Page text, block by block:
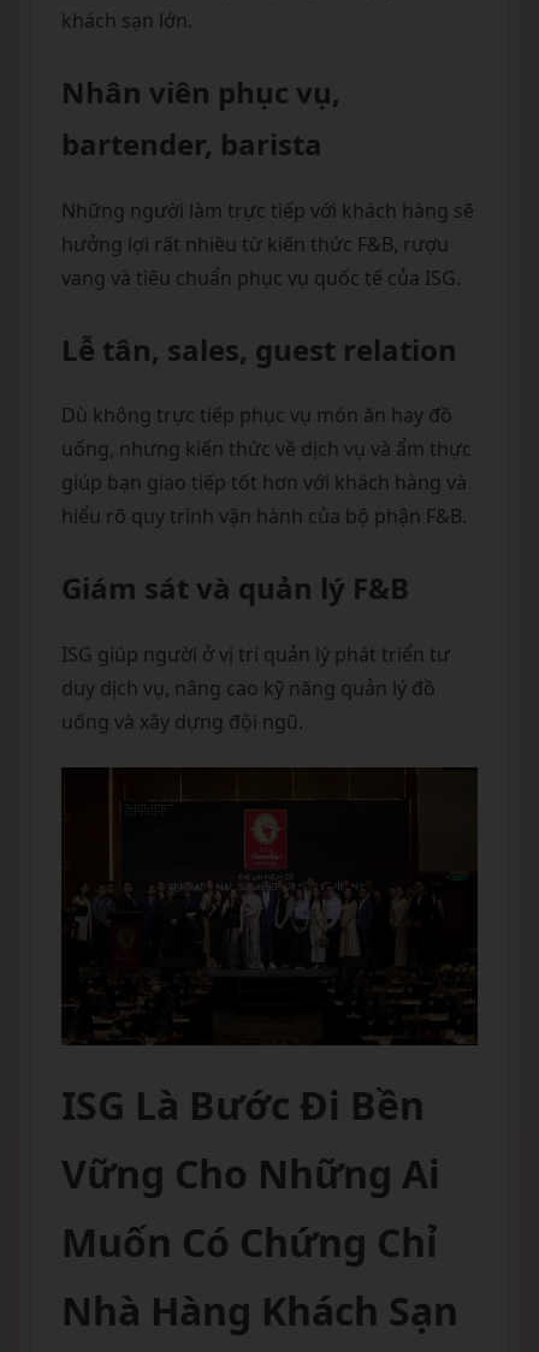
khách sạn lớn.
Nhân viên phục vụ,
bartender, barista
Những người làm trực tiếp với khách hàng sẽ
hưởng lợi rất nhiều từ kiến thức F&B, rượu
vang và tiêu chuẩn phục vụ quốc tế của ISG.
Lễ tân, sales, guest relation
Dù không trực tiếp phục vụ món ăn hay đồ
uống, nhưng kiến thức về dịch vụ và ẩm thực
giúp bạn giao tiếp tốt hơn với khách hàng và
hiểu rõ quy trình vận hành của bộ phận F&B.
Giám sát và quản lý F&B
ISG giúp người ở vị trí quản lý phát triển tư
duy dịch vụ, nâng cao kỹ năng quản lý đồ
uống và xây dựng đội ngũ.
ISG Là Bước Đi Bền
Vững Cho Những Ai
Muốn Có Chứng Chỉ
Nhà Hàng Khách Sạn